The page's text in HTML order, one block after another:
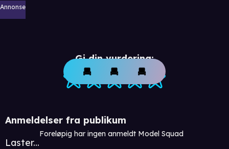
Annonse
Gi din vurdering:
Anmeldelser fra publikum
Laster...
Foreløpig har ingen anmeldt Model Squad